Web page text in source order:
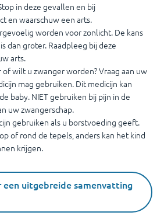
in deze gevallen en bij
en waarschuw een arts.
worden voor zonlicht. De kans
dan groter. Raadpleeg bij deze
arts.
wilt u zwanger worden? Vraag aan uw
mag gebruiken. Dit medicijn kan
baby. NIET gebruiken bij pijn in de
uw zwangerschap.
gebruiken als u borstvoeding geeft.
of rond de tepels, anders kan het kind
krijgen.
een uitgebreide samenvatting